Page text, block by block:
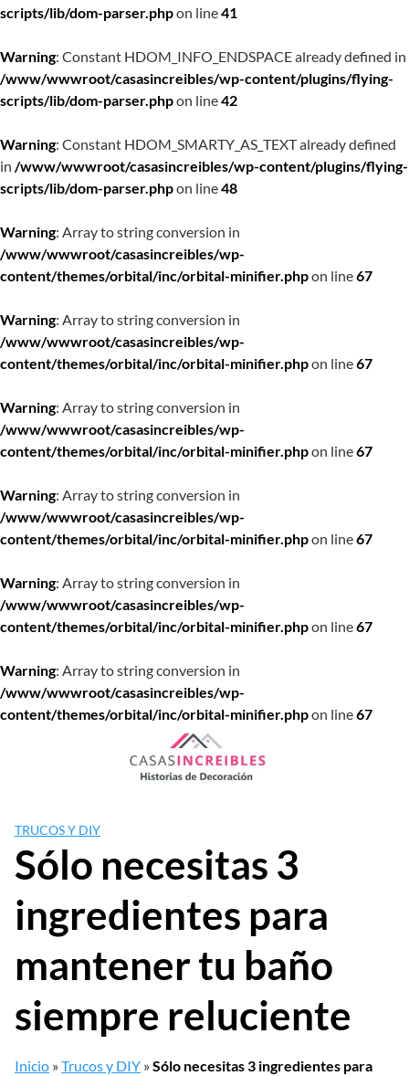
scripts/lib/dom-parser.phpon line41
Warning: Constant HDOM_INFO_ENDSPACE already defined in
/www/wwwroot/casasincreibles/wp-content/plugins/flying-
scripts/lib/dom-parser.phpon line42
Warning: Constant HDOM_SMARTY_AS_TEXT already defined
in /www/wwwroot/casasincreibles/wp-content/plugins/flying-
scripts/lib/dom-parser.phpon line48
Warning: Array to string conversion in
/www/wwwroot/casasincreibles/wp-
content/themes/orbital/inc/orbital-minifier.phpon line67
Warning: Array to string conversion in
/www/wwwroot/casasincreibles/wp-
content/themes/orbital/inc/orbital-minifier.phpon line67
Warning: Array to string conversion in
/www/wwwroot/casasincreibles/wp-
content/themes/orbital/inc/orbital-minifier.phpon line67
Warning: Array to string conversion in
/www/wwwroot/casasincreibles/wp-
content/themes/orbital/inc/orbital-minifier.phpon line67
Warning: Array to string conversion in
/www/wwwroot/casasincreibles/wp-
content/themes/orbital/inc/orbital-minifier.phpon line67
Warning: Array to string conversion in
/www/wwwroot/casasincreibles/wp-
content/themes/orbital/inc/orbital-minifier.phpon line67
TRUCOS Y DIY
Sólo necesitas 3
ingredientes para
mantener tu baño
siempre reluciente
Inicio »Trucos y DIY »Sólo necesitas 3 ingredientes para